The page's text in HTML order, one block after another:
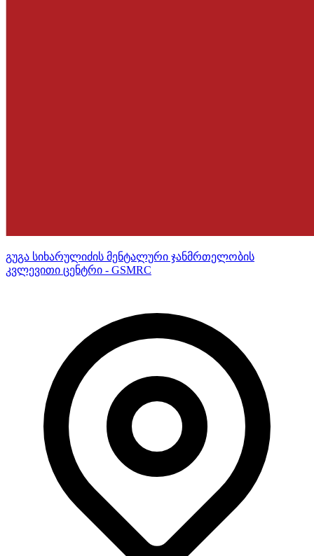
გუგა სიხარულიძის მენტალური ჯანმრთელობის
კვლევითი ცენტრი - GSMRC